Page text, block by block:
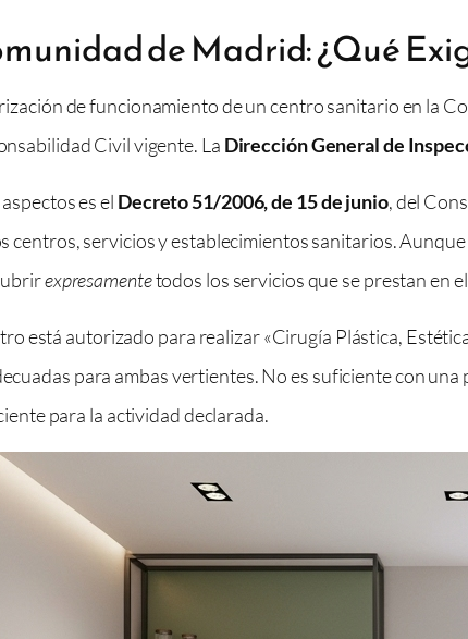
de Madrid: ¿Qué
de funcionamiento de un centro sanitario en la
Civil vigente. La Dirección General de
es el Decreto 51/2006, de 15 de junio, del
servicios y establecimientos sanitarios.
expresamentetodos los servicios que se prestan en
está autorizado para realizar «Cirugía Plástica,
para ambas vertientes. No es suficiente con
para la actividad declarada.